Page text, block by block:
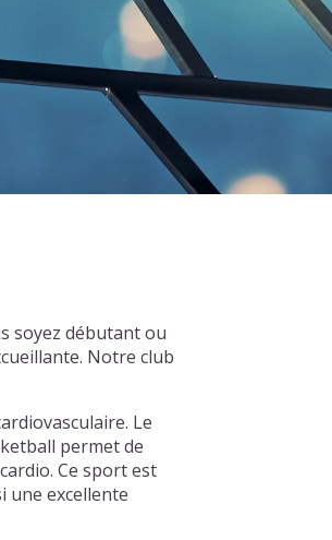
soyez débutant ou
Notre club
Le
permet de
Ce sport est
une excellente